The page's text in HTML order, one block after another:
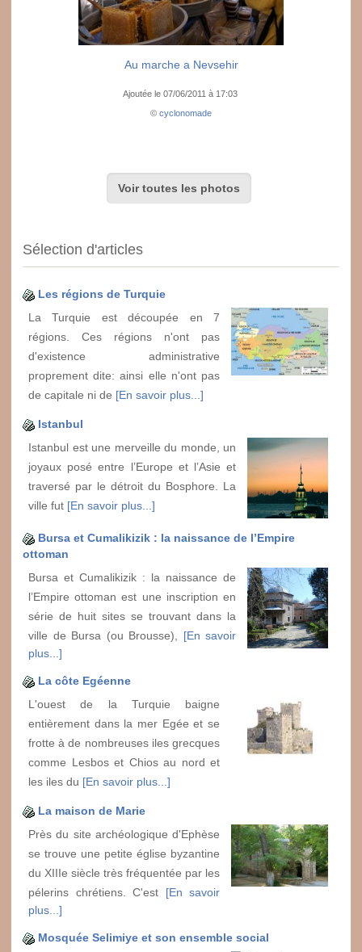
Au marche a Nevsehir
Ajoutée le 07/06/2011 à 17:03
© cyclonomade
Voir toutes les photos
Sélection d'articles
Les régions de Turquie
La Turquie est découpée en 7
régions. Ces régions n'ont pas
d'existence administrative
proprement dite: ainsi elle n'ont pas
de capitale ni de [En savoir plus...]
Istanbul
Istanbul est une merveille du monde, un
joyaux posé entre l’Europe et l’Asie et
traversé par le détroit du Bosphore. La
ville fut [En savoir plus...]
Bursa et Cumalikizik : la naissance de l’Empire
ottoman
Bursa et Cumalikizik : la naissance de
l’Empire ottoman est une inscription en
série de huit sites se trouvant dans la
ville de Bursa (ou Brousse), [En savoir
plus...]
La côte Egéenne
L'ouest de la Turquie baigne
entièrement dans la mer Egée et se
frotte à de nombreuses iles grecques
comme Lesbos et Chios au nord et
les iles du [En savoir plus...]
La maison de Marie
Près du site archéologique d'Ephèse
se trouve une petite église byzantine
du XIIIe siècle très fréquentée par les
pélerins chrétiens. C'est [En savoir
plus...]
Mosquée Selimiye et son ensemble social